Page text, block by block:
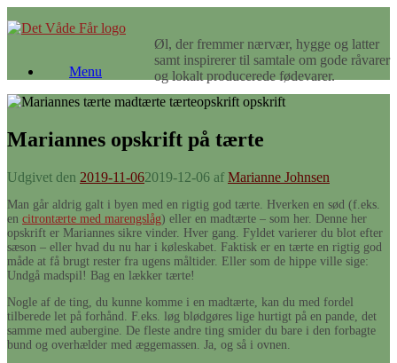
til
Øl, der fremmer nærvær, hygge og latter
samt inspirerer til samtale om gode råvarer
og lokalt producerede fødevarer.
Menu
Mariannes opskrift på tærte
Udgivet den 2019-11-062019-12-06 af Marianne Johnsen
Man går aldrig galt i byen med en rigtig god tærte. Hverken en sød (f.eks.
en citrontærte med marengslåg) eller en madtærte – som her. Denne her
opskrift er Mariannes sikre vinder. Hver gang. Fyldet varierer du blot efter
sæson – eller hvad du nu har i køleskabet. Faktisk er en tærte en rigtig god
måde at få brugt rester fra ugens måltider. Eller som de hippe ville sige:
Undgå madspil! Bag en lækker tærte!
Nogle af de ting, du kunne komme i en madtærte, kan du med fordel
tilberede let på forhånd. F.eks. løg blødgøres lige hurtigt på en pande, det
samme med aubergine. De fleste andre ting smider du bare i den forbagte
bund og overhælder med æggemassen. Ja, og så i ovnen.